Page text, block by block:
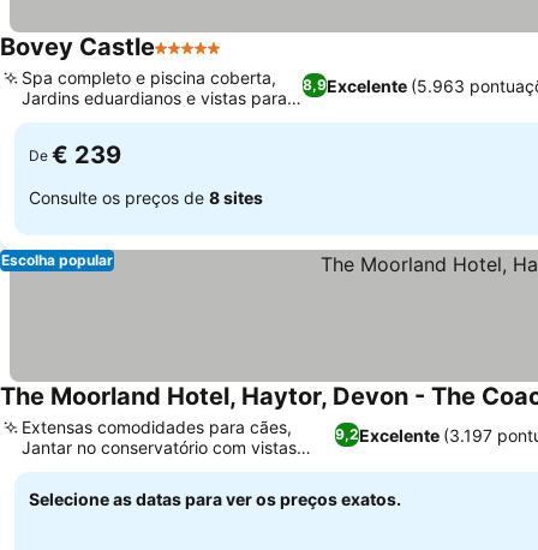
Bovey Castle5 Estrelas
8,9Excelente (5.963
Spa completo e piscina coberta,
Jardins eduardianos e vistas para o
rio
De € 239
Consulte os preços de 8 sites
Escolha popular
The Moorland Hotel, Haytor, Devon - The
9,2Excelente (3.197
Extensas comodidades para cães,
Jantar no conservatório com vistas
panorâmicas
Selecione as datas para ver os preços exatos.